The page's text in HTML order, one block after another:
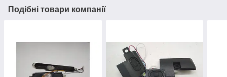
Подібні товари компанії